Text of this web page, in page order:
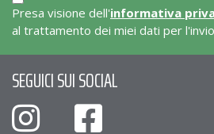
Presa visione dell'informativa
al trattamento dei miei dati per
SEGUICI SUI SOCIAL